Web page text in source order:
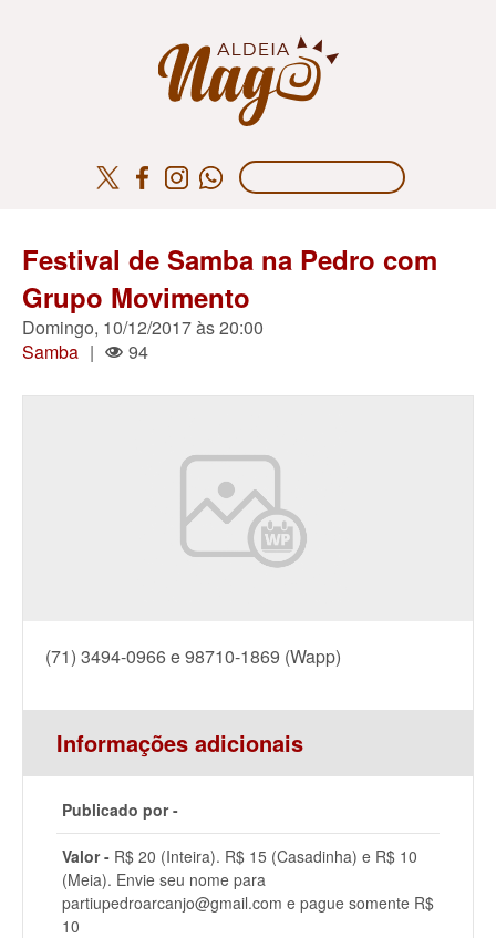
Festival de Samba na Pedro com
Grupo Movimento
Domingo, 10/12/2017 às 20:00
Samba | 94
(71) 3494-0966 e 98710-1869 (Wapp)
Informações adicionais
Publicado por -
Valor - R$ 20 (Inteira). R$ 15 (Casadinha) e R$ 10
(Meia). Envie seu nome para
partiupedroarcanjo@gmail.com e pague somente R$
10